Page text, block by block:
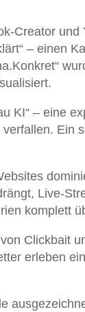
Creator und
– einen
KI“ – eine
Ein
Live-
komplett
Clickbait
erleben